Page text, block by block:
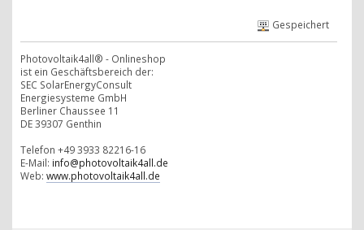
Gespeichert
Photovoltaik4all® - Onlineshop
ist ein Geschäftsbereich der:
SEC SolarEnergyConsult
Energiesysteme GmbH
Berliner Chaussee 11
DE 39307 Genthin
Telefon +49 3933 82216-16
E-Mail: info@photovoltaik4all.de
Web: www.photovoltaik4all.de